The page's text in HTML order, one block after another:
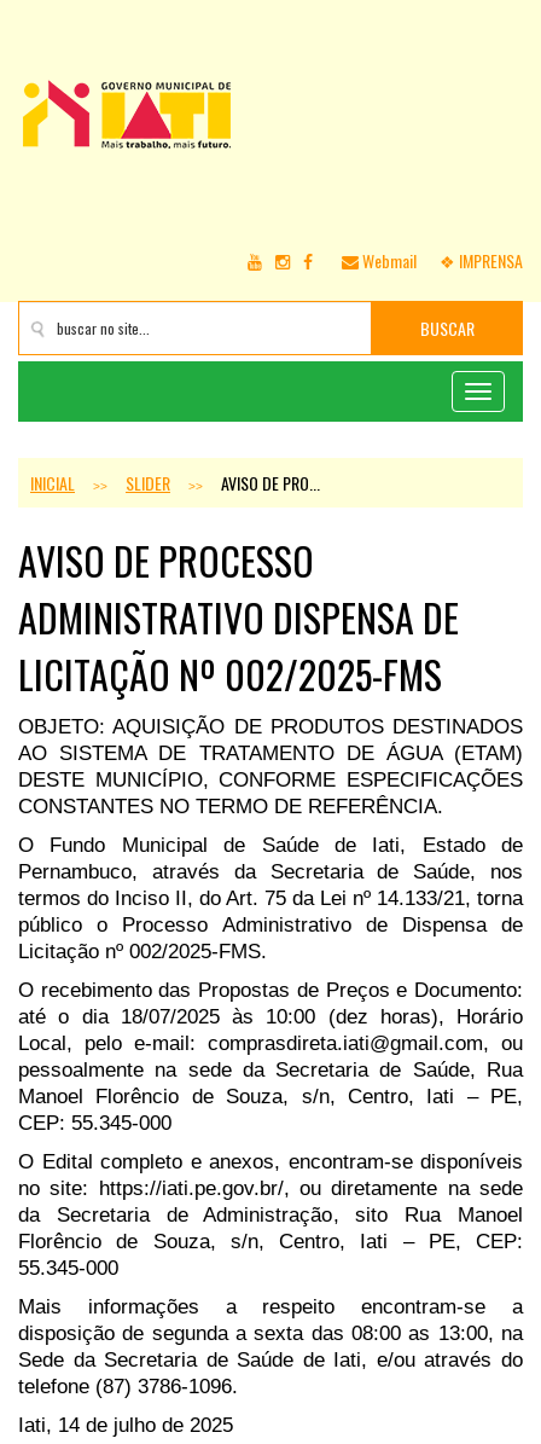
Webmail ❖ IMPRENSA
BUSCAR
Toggle
INICIAL >> SLIDER >> AVISO DE PRO...
AVISO DE PROCESSO
ADMINISTRATIVO DISPENSA DE
LICITAÇÃO Nº 002/2025-FMS
OBJETO: AQUISIÇÃO DE PRODUTOS DESTINADOS
AO SISTEMA DE TRATAMENTO DE ÁGUA (ETAM)
DESTE MUNICÍPIO, CONFORME ESPECIFICAÇÕES
CONSTANTES NO TERMO DE REFERÊNCIA.
O Fundo Municipal de Saúde de Iati, Estado de
Pernambuco, através da Secretaria de Saúde, nos
termos do Inciso II, do Art. 75 da Lei nº 14.133/21, torna
público o Processo Administrativo de Dispensa de
Licitação nº 002/2025-FMS.
O recebimento das Propostas de Preços e Documento:
até o dia 18/07/2025 às 10:00 (dez horas), Horário
Local, pelo e-mail: comprasdireta.iati@gmail.com, ou
pessoalmente na sede da Secretaria de Saúde, Rua
Manoel Florêncio de Souza, s/n, Centro, Iati – PE,
CEP: 55.345-000
O Edital completo e anexos, encontram-se disponíveis
no site: https://iati.pe.gov.br/, ou diretamente na sede
da Secretaria de Administração, sito Rua Manoel
Florêncio de Souza, s/n, Centro, Iati – PE, CEP:
55.345-000
Mais informações a respeito encontram-se a
disposição de segunda a sexta das 08:00 as 13:00, na
Sede da Secretaria de Saúde de Iati, e/ou através do
telefone (87) 3786-1096.
Iati, 14 de julho de 2025